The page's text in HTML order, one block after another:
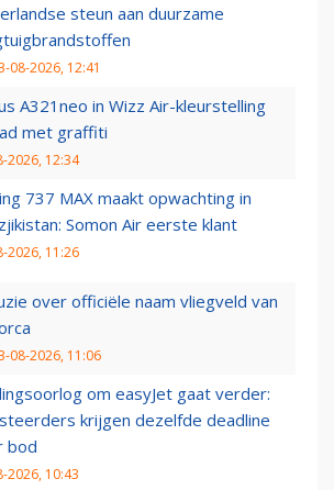
steun aan duurzame
08-2026, 12:41
A321neo in Wizz Air-kleurstelling
met graffiti
2026, 12:34
737 MAX maakt opwachting in
Somon Air eerste klant
2026, 11:26
over officiële naam vliegveld van
08-2026, 11:06
om easyJet gaat verder:
krijgen dezelfde deadline
bod
2026, 10:43